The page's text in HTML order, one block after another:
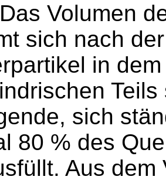
Das Volumen
sich nach
in
sich
80 % des
Aus